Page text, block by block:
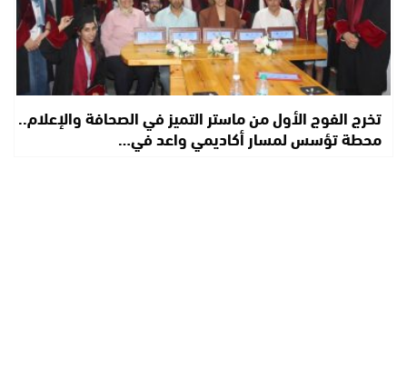
تخرج الفوج الأول من ماستر التميز في الصحافة والإعلام..
محطة تؤسس لمسار أكاديمي واعد في…